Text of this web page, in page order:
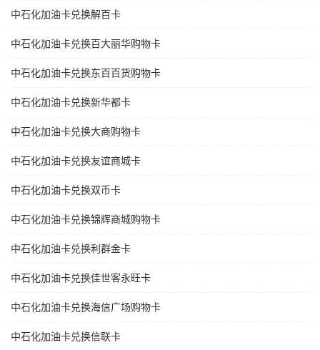
中石化加油卡兑换解百卡
中石化加油卡兑换百大丽华购物卡
中石化加油卡兑换东百百货购物卡
中石化加油卡兑换新华都卡
中石化加油卡兑换大商购物卡
中石化加油卡兑换友谊商城卡
中石化加油卡兑换双币卡
中石化加油卡兑换锦辉商城购物卡
中石化加油卡兑换利群金卡
中石化加油卡兑换佳世客永旺卡
中石化加油卡兑换海信广场购物卡
中石化加油卡兑换信联卡